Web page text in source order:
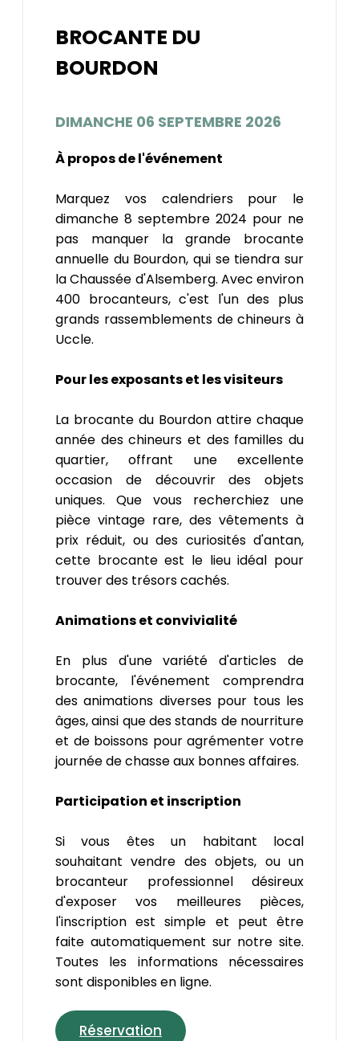
BROCANTE DU
BOURDON
DIMANCHE 06 SEPTEMBRE 2026
À propos de l'événement
Marquez vos calendriers pour le
dimanche 8 septembre 2024 pour ne
pas manquer la grande brocante
annuelle du Bourdon, qui se tiendra sur
la Chaussée d'Alsemberg. Avec environ
400 brocanteurs, c'est l'un des plus
grands rassemblements de chineurs à
Uccle.
Pour les exposants et les visiteurs
La brocante du Bourdon attire chaque
année des chineurs et des familles du
quartier, offrant une excellente
occasion de découvrir des objets
uniques. Que vous recherchiez une
pièce vintage rare, des vêtements à
prix réduit, ou des curiosités d'antan,
cette brocante est le lieu idéal pour
trouver des trésors cachés.
Animations et convivialité
En plus d'une variété d'articles de
brocante, l'événement comprendra
des animations diverses pour tous les
âges, ainsi que des stands de nourriture
et de boissons pour agrémenter votre
journée de chasse aux bonnes affaires.
Participation et inscription
Si vous êtes un habitant local
souhaitant vendre des objets, ou un
brocanteur professionnel désireux
d'exposer vos meilleures pièces,
l'inscription est simple et peut être
faite automatiquement sur notre site.
Toutes les informations nécessaires
sont disponibles en ligne.
Réservation